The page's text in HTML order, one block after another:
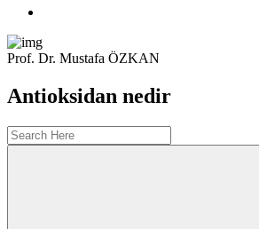
Prof. Dr. Mustafa ÖZKAN
Antioksidan nedir